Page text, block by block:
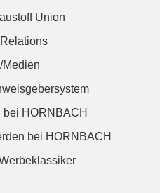
Union
Relations
Medien
bei HORNBACH
bei HORNBACH